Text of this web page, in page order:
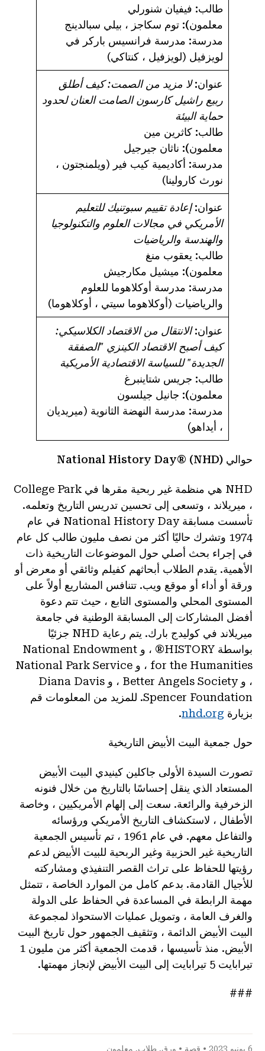
طالب: فيفيان شنورلي
معلمون): توم سكاجز ، بيلي سبالدينج
مدرسة: مدرسة فرانسيس باركر في
لويزفيل (لويزفيل ، كنتاكي)
عنوان: لا مزيد من الصمت: كيف أطلق
ربيع راشيل كارسون الصامت العنان لحدود
حماية البيئة
طالب: كاثرين مين
معلمون): ناثان جيرجيل
مدرسة: أكاديمية كيب فير (ويلمنجتون ،
نورث كارولينا)
عنوان: إعادة تقييم سبوتنيك للتعليم
الأمريكي في مجالات العلوم والتكنولوجيا
والهندسة والرياضيات
طالب: يعقوب منغ
معلمون): ميشيل مكارجيش
مدرسة: مدرسة أوكلاهوما للعلوم
والرياضيات (أوكلاهوما سيتي ، أوكلاهوما)
عنوان: الانتقال من الاقتصاد الكلاسيكي:
كيف أصبح الاقتصاد الكينزي "الصفقة
الجديدة" للسياسة الاقتصادية الأمريكية
طالب: جريس شتاينبرغ
معلمون): جانيل جيلسون
مدرسة: مدرسة النهضة الثانوية (ميريديان
، أيداهو)
حوالي National History Day® (NHD)
NHD هي منظمة غير ربحية مقرها في College Park
، ميريلاند ، وتسعى إلى تحسين تدريس التاريخ وتعلمه.
تأسست مسابقة National History Day في عام
1974 وتشرك حاليًا أكثر من نصف مليون طالب كل عام
في إجراء بحث أصلي حول الموضوعات التاريخية ذات
الأهمية. يقدم الطلاب أبحاثهم كفيلم وثائقي أو معرض أو
ورقة أو أداء أو موقع ويب. تتنافس المشاريع أولاً على
المستوى المحلي والمستوى التابع ، حيث تتم دعوة
أفضل المشاركات إلى المسابقة الوطنية في جامعة
ميريلاند في كوليدج بارك. يتم رعاية NHD جزئيًا
بواسطة HISTORY® ، و National Endowment
for the Humanities ، و National Park Service
، و Better Angels Society ، و Diana Davis
Spencer Foundation. للمزيد من المعلومات قم
بزيارة nhd.org
.
حول جمعية البيت الأبيض التاريخية
تصورت السيدة الأولى جاكلين كينيدي البيت الأبيض
المستعاد الذي ينقل إحساسًا بالتاريخ من خلال فنونه
الزخرفية والرائعة. سعت إلى إلهام الأمريكيين ، وخاصة
الأطفال ، لاستكشاف التاريخ الأمريكي ورؤسائه
والتفاعل معهم. في عام 1961 ، تم تأسيس الجمعية
التاريخية غير الحزبية وغير الربحية للبيت الأبيض لدعم
رؤيتها للحفاظ على تراث القصر التنفيذي ومشاركته
للأجيال القادمة. بدعم كامل من الموارد الخاصة ، تتمثل
مهمة الرابطة في المساعدة في الحفاظ على الدولة
والغرف العامة ، وتمويل عمليات الاستحواذ لمجموعة
البيت الأبيض الدائمة ، وتثقيف الجمهور حول تاريخ البيت
الأبيض. منذ تأسيسها ، قدمت الجمعية أكثر من مليون 1
تيرابايت 5 تيرابايت إلى البيت الأبيض لإنجاز مهمتها.
###
6 يونيو 2023 • قصة • ورق, طلاب, معلمون